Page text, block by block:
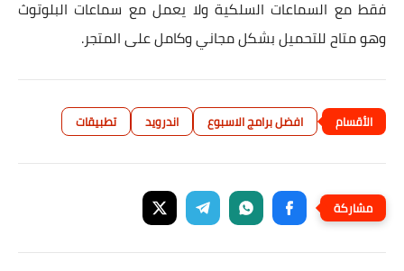
فقط مع السماعات السلكية ولا يعمل مع سماعات البلوتوث
وهو متاح للتحميل بشكل مجاني وكامل على المتجر.
افضل برامج الاسبوع اندرويد تطبيقات